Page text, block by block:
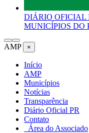
DIÁRIO OFICIAL
MUNICÍPIOS DO
AMP ×
Início
AMP
Municípios
Notícias
Transparência
Diário Oficial PR
Contato
Área do Associado